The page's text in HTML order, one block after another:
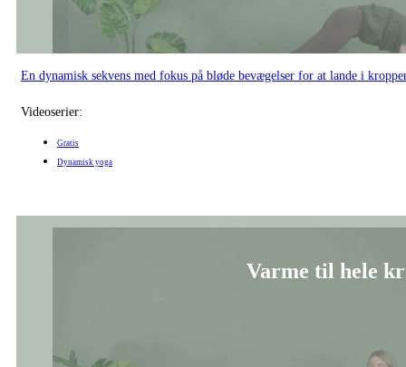
En dynamisk sekvens med fokus på bløde bevægelser for at lande i
Videoserier:
Gratis
Dynamisk yoga
Varme til hele